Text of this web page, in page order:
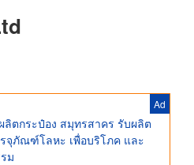
Ad
ตกระป๋อง สมุทรสาคร รับผลิต
จุภัณฑ์โลหะ เพื่อบริโภค และ
ม